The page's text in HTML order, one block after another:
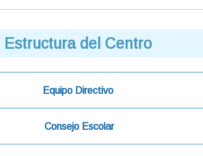
Estructura del Centro
Equipo Directivo
Consejo Escolar